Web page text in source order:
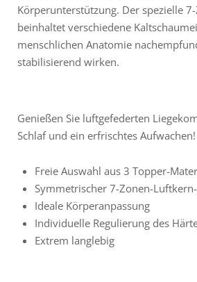
Körperunterstützung. Der spezielle
beinhaltet verschiedene
menschlichen Anatomie
stabilisierend wirken.
Genießen Sie luftgefederten
Schlaf und ein erfrischtes ­Aufwachen!
Freie Auswahl aus 3 Topper-
Symmetrischer 7-Zonen-
Ideale Körperanpassung
Individuelle Regulierung des
Extrem langlebig